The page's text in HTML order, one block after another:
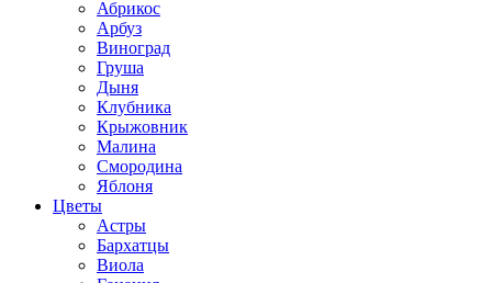
Абрикос
Арбуз
Виноград
Груша
Дыня
Клубника
Крыжовник
Малина
Смородина
Яблоня
Цветы
Астры
Бархатцы
Виола